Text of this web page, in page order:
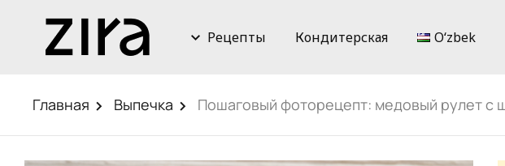
Рецепты Кондитерская Oʻzbek
Главная Выпечка Пошаговый фоторецепт: медовый рулет с